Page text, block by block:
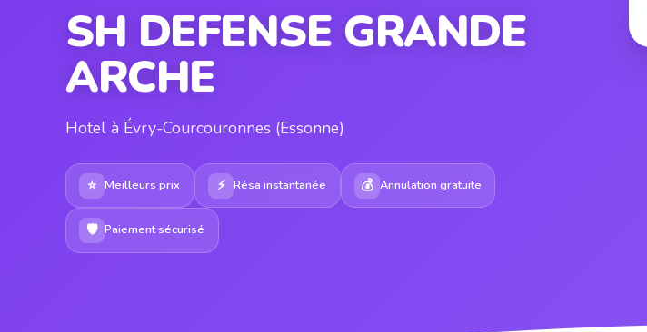
SH DEFENSE GRANDE
ARCHE
Hotel à Évry-Courcouronnes (Essonne)
⭐ Meilleurs prix ⚡ Résa instantanée 💰 Annulation gratuite
🛡 Paiement sécurisé